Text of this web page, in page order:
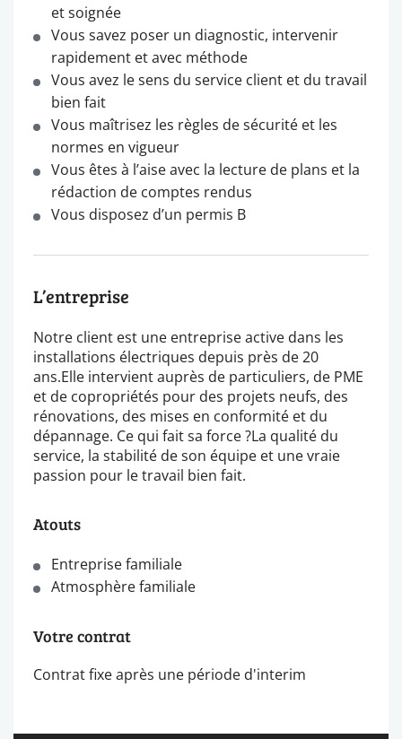
et soignée
Vous savez poser un diagnostic, intervenir
rapidement et avec méthode
Vous avez le sens du service client et du travail
bien fait
Vous maîtrisez les règles de sécurité et les
normes en vigueur
Vous êtes à l’aise avec la lecture de plans et la
rédaction de comptes rendus
Vous disposez d’un permis B
L’entreprise
Notre client est une entreprise active dans les
installations électriques depuis près de 20
ans.Elle intervient auprès de particuliers, de PME
et de copropriétés pour des projets neufs, des
rénovations, des mises en conformité et du
dépannage. Ce qui fait sa force ?La qualité du
service, la stabilité de son équipe et une vraie
passion pour le travail bien fait.
Atouts
Entreprise familiale
Atmosphère familiale
Votre contrat
Contrat fixe après une période d'interim